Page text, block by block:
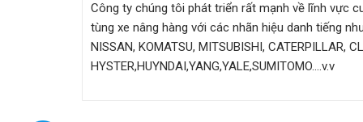
Công ty chúng tôi phát triển rất mạnh về lĩnh vực
tùng xe nâng hàng với các nhãn hiệu danh tiếng
NISSAN, KOMATSU, MITSUBISHI, CATERPILLAR,
HYSTER,HUYNDAI,YANG,YALE,SUMITOMO….v.v